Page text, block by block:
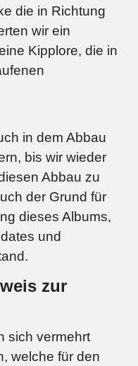
die in Richtung
wir ein
Kipplore, die in
in dem Abbau
bis wir wieder
Abbau zu
der Grund für
dieses Albums,
und
zur
sich vermehrt
welche für den